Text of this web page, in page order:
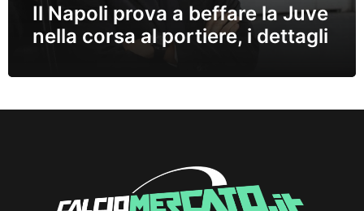
Il Napoli prova a beffare la Juve
nella corsa al portiere, i dettagli